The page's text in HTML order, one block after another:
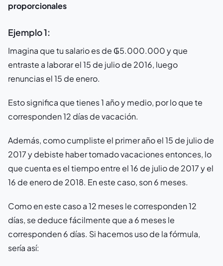
proporcionales
Ejemplo 1:
Imagina que tu salario es de ₲5.000.000 y que
entraste a laborar el 15 de julio de 2016, luego
renuncias el 15 de enero.
Esto significa que tienes 1 año y medio, por lo que te
corresponden 12 días de vacación.
Además, como cumpliste el primer año el 15 de julio de
2017 y debiste haber tomado vacaciones entonces, lo
que cuenta es el tiempo entre el 16 de julio de 2017 y el
16 de enero de 2018. En este caso, son 6 meses.
Como en este caso a 12 meses le corresponden 12
días, se deduce fácilmente que a 6 meses le
corresponden 6 días. Si hacemos uso de la fórmula,
sería así: